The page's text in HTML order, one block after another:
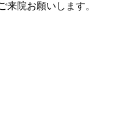
院お願いします。